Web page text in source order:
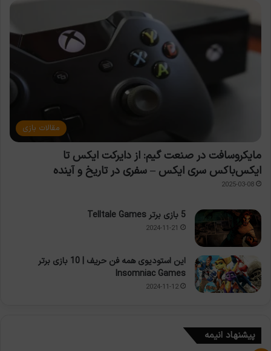
مقالات بازی
مایکروسافت در صنعت گیم: از دایرکت ایکس تا
ایکس‌باکس سری ایکس – سفری در تاریخ و آینده
2025-03-08
5 بازی برتر Telltale Games
2024-11-21
این استودیوی همه فن حریف | 10 بازی برتر
Insomniac Games
2024-11-12
پیشنهاد انیمه